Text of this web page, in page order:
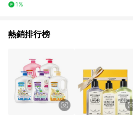
1%
熱銷排行榜